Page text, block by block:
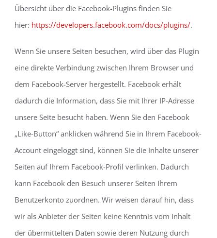
Übersicht über die Facebook-Plugins finden Sie
hier: https://developers.facebook.com/docs/plugins/.
Wenn Sie unsere Seiten besuchen, wird über das Plugin
eine direkte Verbindung zwischen Ihrem Browser und
dem Facebook-Server hergestellt. Facebook erhält
dadurch die Information, dass Sie mit Ihrer IP-Adresse
unsere Seite besucht haben. Wenn Sie den Facebook
„Like-Button“ anklicken während Sie in Ihrem Facebook-
Account eingeloggt sind, können Sie die Inhalte unserer
Seiten auf Ihrem Facebook-Profil verlinken. Dadurch
kann Facebook den Besuch unserer Seiten Ihrem
Benutzerkonto zuordnen. Wir weisen darauf hin, dass
wir als Anbieter der Seiten keine Kenntnis vom Inhalt
der übermittelten Daten sowie deren Nutzung durch